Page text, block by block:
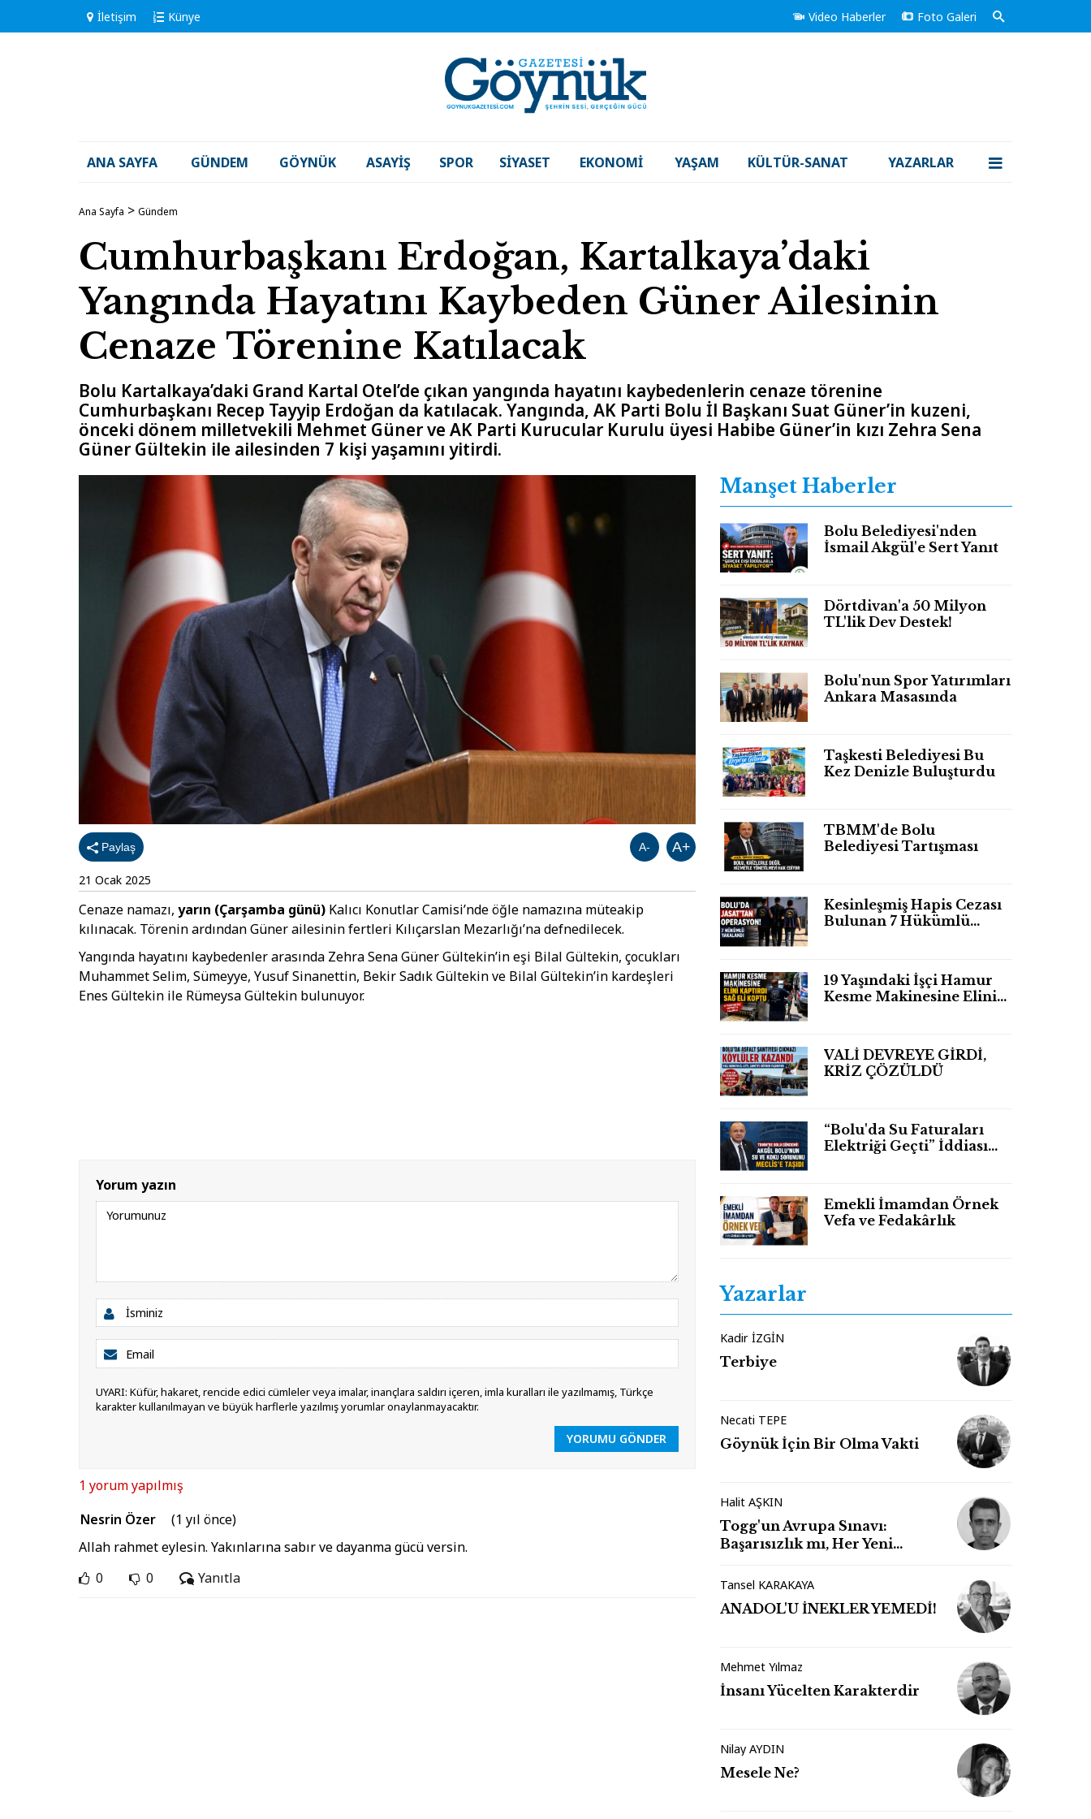
İletişim Künye Video Haberler Foto Galeri
ANA SAYFA GÜNDEM GÖYNÜK ASAYIŞ SPOR SIYASET EKONOMI YAŞAM KÜLTÜR-SANAT YAZARLAR
Ana Sayfa Gündem
Cumhurbaşkanı Erdoğan, Kartalkaya’daki
Yangında Hayatını Kaybeden Güner Ailesinin
Cenaze Törenine Katılacak
Bolu Kartalkaya’daki Grand Kartal Otel’de çıkan yangında hayatını kaybedenlerin cenaze törenine
Cumhurbaşkanı Recep Tayyip Erdoğan da katılacak. Yangında, AK Parti Bolu İl Başkanı Suat Güner’in kuzeni,
önceki dönem milletvekili Mehmet Güner ve AK Parti Kurucular Kurulu üyesi Habibe Güner’in kızı Zehra Sena
Güner Gültekin ile ailesinden 7 kişi yaşamını yitirdi.
Paylaş A+
A-
21 Ocak 2025
Cenaze namazı, yarın (Çarşamba günü) Kalıcı Konutlar Camisi’nde öğle namazına müteakip
kılınacak. Törenin ardından Güner ailesinin fertleri Kılıçarslan Mezarlığı’na defnedilecek.
Yangında hayatını kaybedenler arasında Zehra Sena Güner Gültekin’in eşi Bilal Gültekin, çocukları
Muhammet Selim, Sümeyye, Yusuf Sinanettin, Bekir Sadık Gültekin ve Bilal Gültekin’in kardeşleri
Enes Gültekin ile Rümeysa Gültekin bulunuyor.
Yorum yazın
UYARI: Küfür, hakaret, rencide edici cümleler veya imalar, inançlara saldırı içeren, imla kuralları ile yazılmamış, Türkçe
karakter kullanılmayan ve büyük harflerle yazılmış yorumlar onaylanmayacaktır.
YORUMU GÖNDER
1 yorum yapılmış
Nesrin Özer
(1 yıl önce)
Allah rahmet eylesin. Yakınlarına sabır ve dayanma gücü versin.
0
0 Yanıtla
Manşet Haberler
Bolu Belediyesi'nden
İsmail Akgül'e Sert Yanıt
Dörtdivan'a 50 Milyon
TL'lik Dev Destek!
Bolu'nun Spor Yatırımları
Ankara Masasında
Taşkesti Belediyesi Bu
Kez Denizle Buluşturdu
TBMM'de Bolu
Belediyesi Tartışması
Kesinleşmiş Hapis Cezası
Bulunan 7 Hükümlü
19 Yaşındaki İşçi Hamur
Kesme Makinesine Elini
VALİ DEVREYE GİRDİ,
KRİZ ÇÖZÜLDÜ
“Bolu'da Su Faturaları
Elektriği Geçti” İddiası
Emekli İmamdan Örnek
Vefa ve Fedakârlık
Yazarlar
Kadir İZGİN
Terbiye
Necati TEPE
Göynük İçin Bir Olma Vakti
Halit AŞKIN
Togg'un Avrupa Sınavı:
Başarısızlık mı, Her Yeni
Tansel KARAKAYA
ANADOL'U İNEKLER YEMEDİ!
Mehmet Yılmaz
İnsanı Yücelten Karakterdir
Nilay AYDIN
Mesele Ne?